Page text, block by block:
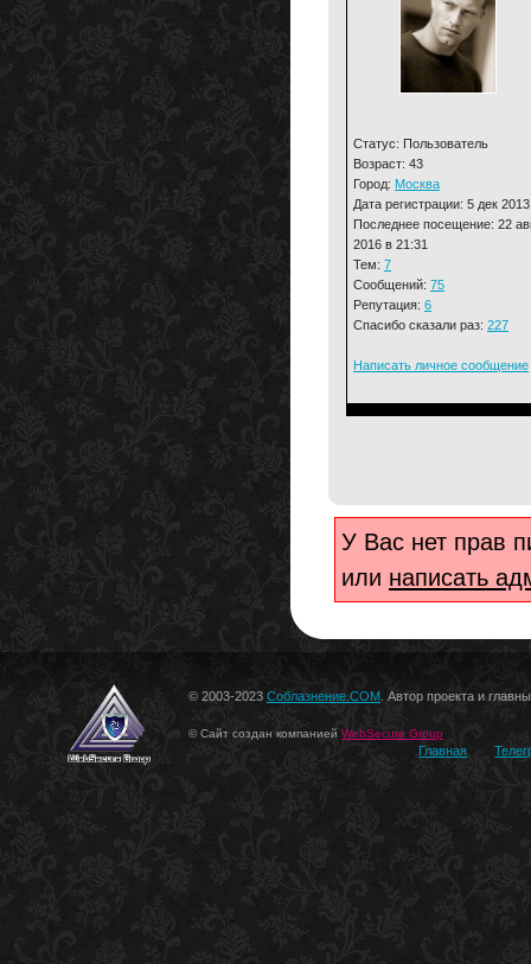
Статус: Пользователь
Возраст: 43
Город: Москва
Дата регистрации: 5 дек 2013
Последнее посещение: 22
2016 в 21:31
Тем: 7
Сообщений: 75
Репутация: 6
Спасибо сказали раз: 227
Написать личное сообщение
У Вас нет прав
или написать
© 2003-2023 Соблазнение.COM . Автор проекта и
© Сайт создан компанией WebSecure Group
Главная